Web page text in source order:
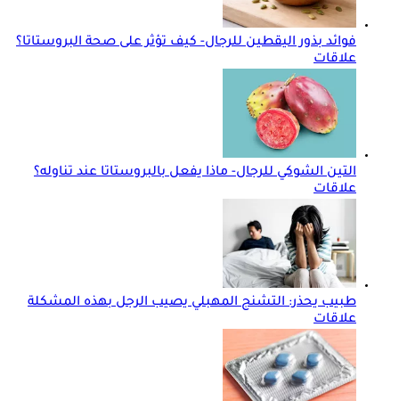
فوائد بذور اليقطين للرجال- كيف تؤثر على صحة البروستاتا؟
علاقات
التين الشوكي للرجال- ماذا يفعل بالبروستاتا عند تناوله؟
علاقات
طبيب يحذر: التشنج المهبلي يصيب الرجل بهذه المشكلة
علاقات